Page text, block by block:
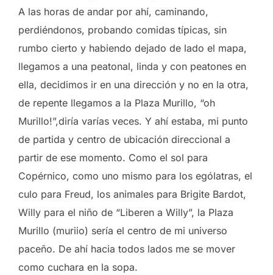
A las horas de andar por ahí, caminando,
perdiéndonos, probando comidas típicas, sin
rumbo cierto y habiendo dejado de lado el mapa,
llegamos a una peatonal, linda y con peatones en
ella, decidimos ir en una dirección y no en la otra,
de repente llegamos a la Plaza Murillo, “oh
Murillo!”,diría varías veces. Y ahí estaba, mi punto
de partida y centro de ubicación direccional a
partir de ese momento. Como el sol para
Copérnico, como uno mismo para los ególatras, el
culo para Freud, los animales para Brigite Bardot,
Willy para el niño de “Liberen a Willy”, la Plaza
Murillo (muriio) sería el centro de mi universo
paceño. De ahí hacia todos lados me se mover
como cuchara en la sopa.